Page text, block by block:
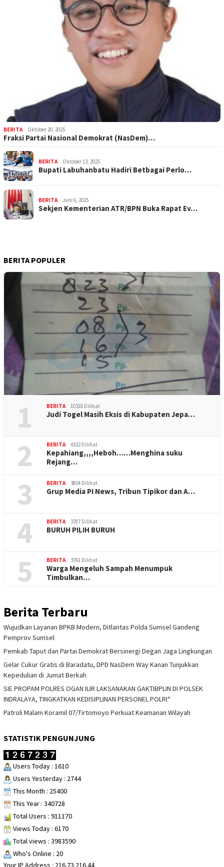
BERITA Oktober 20, 2025
Fraksi Partai Nasional Demokrat (NasDem)…
BERITA Oktober 13, 2025
Bupati Labuhanbatu Hadiri Betbagai Perlo…
BERITA Juni 6, 2025
Sekjen Kementerian ATR/BPN Buka Rapat Ev…
BERITA POPULER
1 BERITA 10318 Dilihat
Judi Togel Masih Eksis di Kabupaten Jepa…
2 BERITA 4102 Dilihat
Kepahiang,,,,Heboh……Menghina suku
Rejang…
3 BERITA 3804 Dilihat
Grup Media PI News, Tribun Tipikor dan A…
4 BERITA 3787 Dilihat
BURUH PILIH BURUH
5 BERITA 3761 Dilihat
Warga Mengeluh Sampah Menumpuk
Timbulkan…
Berita Terbaru
Wujudkan Layanan BPKB Modern, Ditlantas Polda Sumsel Gandeng
Pemprov Sumsel
Pemkab Taput dan Partai Demokrat Bersinergi Degan Jaga Lingkungan
Gelar Cukur Gratis di Baradatu, DPD NasDem Way Kanan Tunjukkan
Kepedulian di Jumat Berkah
SIE PROPAM POLRES OGAN ILIR LAKSANAKAN GAKTIBPLIN DI POLSEK
INDRALAYA, TINGKATKAN KEDISIPLINAN PERSONEL POLRI*
Patroli Malam Koramil 07/Tirtomoyo Perkuat Keamanan Wilayah
STATISTIK PENGUNJUNG
Users Today : 1610
Users Yesterday : 2744
This Month : 25400
This Year : 340728
Total Users : 911170
Views Today : 6170
Total views : 3983590
Who's Online : 20
Your IP Address : 216.73.216.44